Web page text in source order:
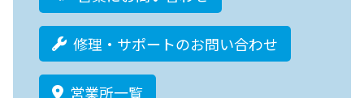
修理・サポートのお問い合わせ
営業所一覧